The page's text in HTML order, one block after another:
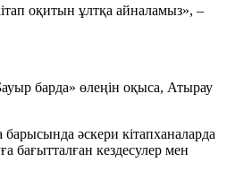
оқитын ұлтқа айналамыз», –
барда» өлеңін оқыса, Атырау
әскери кітапханаларда
бағытталған кездесулер мен